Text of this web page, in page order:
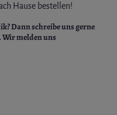
Hause bestellen!
Dann schreibe uns gerne
Wir melden uns